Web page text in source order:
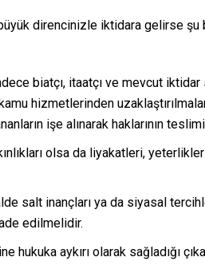
büyük direncinizle iktidara gelirse
biatçı, itaatçı ve mevcut iktidar
hizmetlerinden
işe alınarak haklarının
olsa da liyakatleri,
salt inançları ya da siyasal
edilmelidir.
aykırı olarak sağladığı